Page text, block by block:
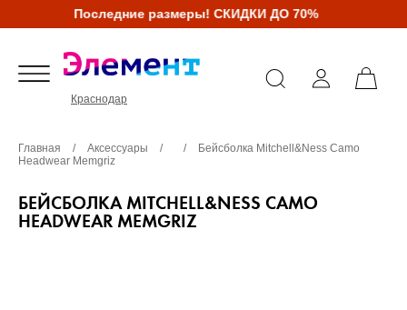
Последние размеры! СКИДКИ ДО 70%
Краснодар
Главная / Аксессуары / /
Бейсболка Mitchell&Ness Camo
Headwear Memgriz
БЕЙСБОЛКА MITCHELL&NESS CAMO
HEADWEAR MEMGRIZ